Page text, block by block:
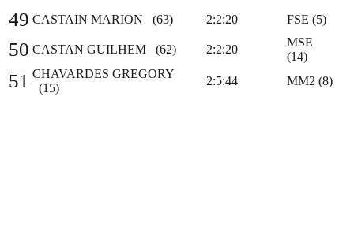
49 CASTAIN MARION (63) 2:2:20 FSE (5)
50 CASTAN GUILHEM (62) 2:2:20
MSE
(14)
51 CHAVARDES GREGORY
(15)
2:5:44 MM2 (8)